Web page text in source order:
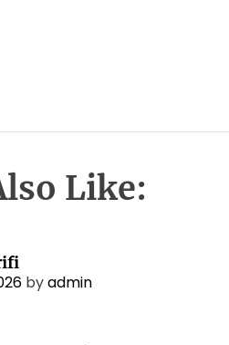
Like:
byadmin